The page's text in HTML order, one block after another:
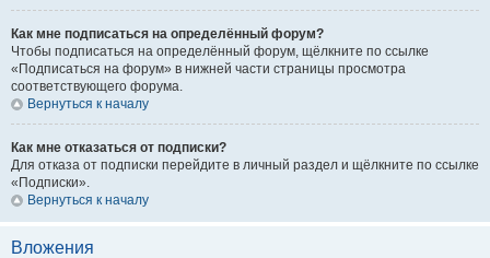
Как мне подписаться на определённый форум?
Чтобы подписаться на определённый форум, щёлкните по ссылке
«Подписаться на форум» в нижней части страницы просмотра
соответствующего форума.
Вернуться к началу
Как мне отказаться от подписки?
Для отказа от подписки перейдите в личный раздел и щёлкните по ссылке
«Подписки».
Вернуться к началу
Вложения